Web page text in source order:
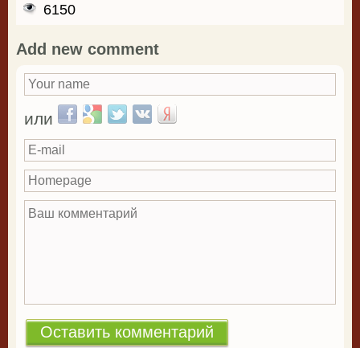
6150
Add new comment
Your name
или Login with Facebook
Login with Google
Login with Twitter
Login with VKontakte
Login with Yandex
E-mail
Homepage
Ваш комментарий